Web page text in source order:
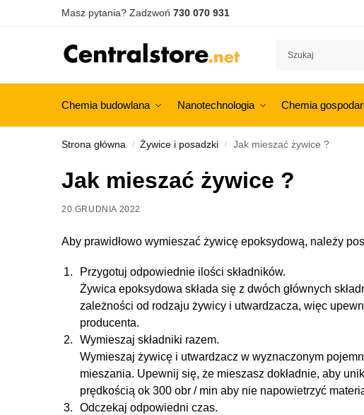
Masz pytania? Zadzwoń 730 070 931
Chemia budowlana Nanotechnologia Chemia
Strona główna / Żywice i posadzki / Jak mieszać żywice ?
Jak mieszać żywice ?
20 GRUDNIA 2022
Aby prawidłowo wymieszać żywicę epoksydową, należy
Przygotuj odpowiednie ilości składników.
Żywica epoksydowa składa się z dwóch głównych
zależności od rodzaju żywicy i utwardzacza, więc
producenta.
Wymieszaj składniki razem.
Wymieszaj żywicę i utwardzacz w wyznaczonym
mieszania. Upewnij się, że mieszasz dokładnie, aby
prędkością ok 300 obr / min aby nie napowietrzyć
Odczekaj odpowiedni czas.